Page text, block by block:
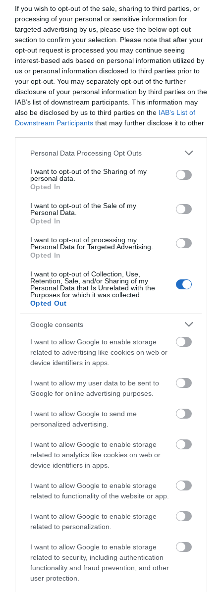
If you wish to opt-out of the sale, sharing to third parties, or
processing of your personal or sensitive information for
targeted advertising by us, please use the below opt-out
section to confirm your selection. Please note that after your
opt-out request is processed you may continue seeing
interest-based ads based on personal information utilized by
us or personal information disclosed to third parties prior to
your opt-out. You may separately opt-out of the further
disclosure of your personal information by third parties on the
IAB’s list of downstream participants. This information may
also be disclosed by us to third parties on the IAB’s List of
Downstream Participants that may further disclose it to other
Please note that this website/app uses one or more Google
not limited to your visit or usage behaviour. You may click to
grant or deny consent to Google and its third-party tags to
use your data for below specified purposes in below Google
consent section.
Personal Data Processing Opt Outs
I want to opt-out of the Sharing of my
personal data.
Opted In
I want to opt-out of the Sale of my
Personal Data.
Opted In
I want to opt-out of processing my
Personal Data for Targeted Advertising.
Opted In
I want to opt-out of Collection, Use,
Retention, Sale, and/or Sharing of my
Personal Data that Is Unrelated with the
Purposes for which it was collected.
Opted Out
Google consents
I want to allow Google to enable storage
related to advertising like cookies on web or
device identifiers in apps.
I want to allow my user data to be sent to
Google for online advertising purposes.
I want to allow Google to send me
personalized advertising.
I want to allow Google to enable storage
related to analytics like cookies on web or
device identifiers in apps.
I want to allow Google to enable storage
related to functionality of the website or app.
I want to allow Google to enable storage
related to personalization.
I want to allow Google to enable storage
related to security, including authentication
functionality and fraud prevention, and other
user protection.
Μεγάλη φωτιά στον Κουβαρά
Αττικής: Ήχησε το 112, καίει
κοντά σε σπίτια
10.08.2026 | 08:40
Καιρός: Επιμένουν και σήμερα τα
μποφόρ και η ζέστη στην Εύβοια
10.08.2026 | 08:20
Στο κόκκινο σήμερα Εύβοια και
Σκύρος για κίνδυνο φωτιάς – Τι
απαγορεύεται
Εύβοιας: Άνδρας αισθάνθηκε
αδιαθεσία, μεταφέρθηκε στο
Νοσοκομείο
09.08.2026 | 21:40
Σημαντική εκδήλωση για την
Βαγγέλη Χαινά στους
Ανδρονιάνους Ευβοίας
09.08.2026 | 21:20
Εύβοια: Ποια είναι η κ. Λίζα που
τίμησε ο δήμαρχος Ιστιαίας
Αιδηψού
χωρίς τις αισθήσεις του από τη
θάλασσα
09.08.2026 | 20:40
Εορτολόγιο: Ποιοι
γιορτάζουν σήμερα,
Δευτέρα 10 Αυγούστου
Μεγάλη φωτιά στον
Κουβαρά Αττικής:
Ήχησε το 112, καίει
κοντά σε σπίτια
Αίγινα: 48χρονος
αισθήσεις του από τη
θάλασσα
Κινητές μονάδες της
Εύβοια: Που θα
βρίσκονται αυτή την
Σκιάθος: 15χρονος
καταγγέλλει 17χρονο
για σεξουαλική
κακοποίηση
Λουτράκι: Ηλικιωμένος
εντοπίστηκε χωρίς τις